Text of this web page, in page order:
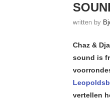
written by
Chaz &
sound is
vertellen